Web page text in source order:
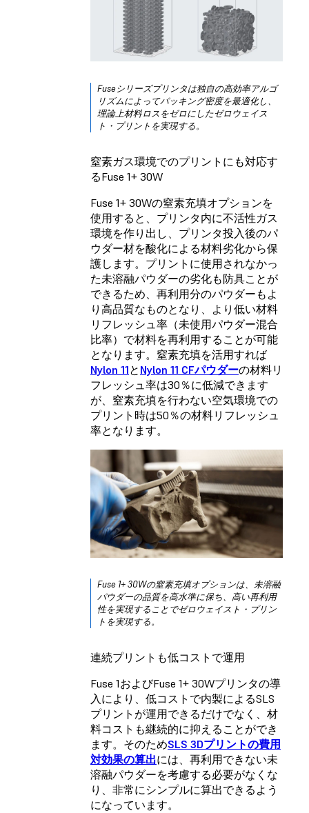
Fuseシリーズプリンタは独自の高効率アルゴ
リズムによってパッキング密度を最適化し、
理論上材料ロスをゼロにしたゼロウェイス
ト・プリントを実現する。
窒素ガス環境でのプリントにも対応す
るFuse 1+ 30W
Fuse 1+ 30Wの窒素充填オプションを
使用すると、プリンタ内に不活性ガス
環境を作り出し、プリンタ投入後のパ
ウダー材を酸化による材料劣化から保
護します。プリントに使用されなかっ
た未溶融パウダーの劣化も防具ことが
できるため、再利用分のパウダーもよ
り高品質なものとなり、より低い材料
リフレッシュ率（未使用パウダー混合
比率）で材料を再利用することが可能
となります。窒素充填を活用すれば
Nylon 11と Nylon 11 CFパウダーの材料リ
フレッシュ率は30％に低減できます
が、窒素充填を行わない空気環境での
プリント時は50％の材料リフレッシュ
率となります。
Fuse 1+ 30Wの窒素充填オプションは、未溶融
パウダーの品質を高水準に保ち、高い再利用
性を実現することでゼロウェイスト・プリン
トを実現する。
連続プリントも低コストで運用
Fuse 1およびFuse 1+ 30Wプリンタの導
入により、低コストで内製によるSLS
プリントが運用できるだけでなく、材
料コストも継続的に抑えることができ
ます。そのためSLS 3Dプリントの費用
対効果の算出には、再利用できない未
溶融パウダーを考慮する必要がなくな
り、非常にシンプルに算出できるよう
になっています。